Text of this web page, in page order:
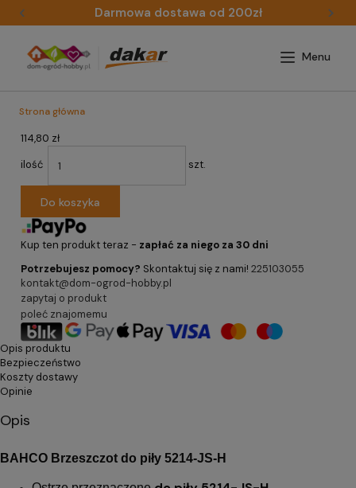
Darmowa dostawa od 200zł
Strona główna
114,80 zł
ilość
szt.
Do koszyka
Kup ten produkt teraz - zapłać za niego za 30 dni
Potrzebujesz pomocy? Skontaktuj się z nami! 225103055
kontakt@dom-ogrod-hobby.pl
zapytaj o produkt
poleć znajomemu
Opis produktu
Bezpieczeństwo
Koszty dostawy
Opinie
Opis
BAHCO Brzeszczot do piły 5214-JS-H